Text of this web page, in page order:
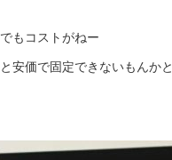
もコストがねー
安価で固定できないもんかと